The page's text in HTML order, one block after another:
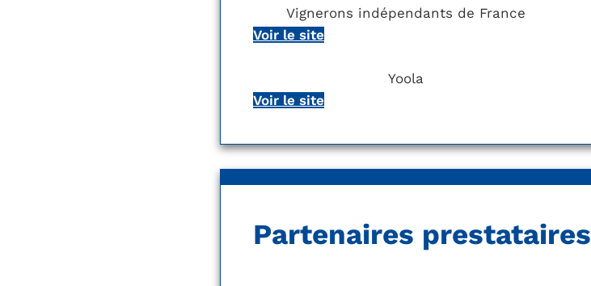
Vignerons indépendants de France
Voir le site
Yoola
Voir le site
Partenaires prestataires